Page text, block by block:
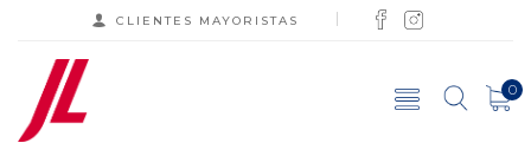
CLIENTES MAYORISTAS
0